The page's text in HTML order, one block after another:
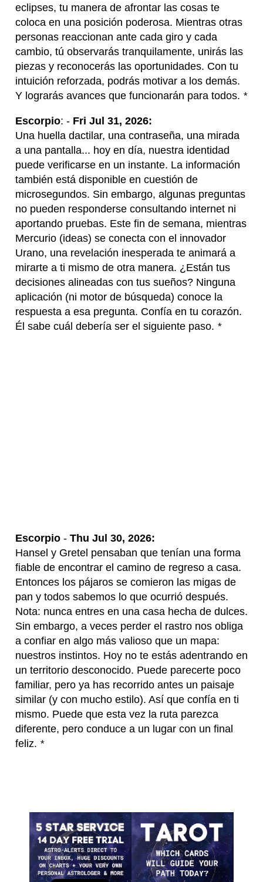
eclipses, tu manera de afrontar las cosas te
coloca en una posición poderosa. Mientras otras
personas reaccionan ante cada giro y cada
cambio, tú observarás tranquilamente, unirás las
piezas y reconocerás las oportunidades. Con tu
intuición reforzada, podrás motivar a los demás.
Y lograrás avances que funcionarán para todos. *
Escorpio: - Fri Jul 31, 2026:
Una huella dactilar, una contraseña, una mirada
a una pantalla... hoy en día, nuestra identidad
puede verificarse en un instante. La información
también está disponible en cuestión de
microsegundos. Sin embargo, algunas preguntas
no pueden responderse consultando internet ni
aportando pruebas. Este fin de semana, mientras
Mercurio (ideas) se conecta con el innovador
Urano, una revelación inesperada te animará a
mirarte a ti mismo de otra manera. ¿Están tus
decisiones alineadas con tus sueños? Ninguna
aplicación (ni motor de búsqueda) conoce la
respuesta a esa pregunta. Confía en tu corazón.
Él sabe cuál debería ser el siguiente paso. *
Escorpio - Thu Jul 30, 2026:
Hansel y Gretel pensaban que tenían una forma
fiable de encontrar el camino de regreso a casa.
Entonces los pájaros se comieron las migas de
pan y todos sabemos lo que ocurrió después.
Nota: nunca entres en una casa hecha de dulces.
Sin embargo, a veces perder el rastro nos obliga
a confiar en algo más valioso que un mapa:
nuestros instintos. Hoy no te estás adentrando en
un territorio desconocido. Puede parecerte poco
familiar, pero ya has recorrido antes un paisaje
similar (y con mucho estilo). Así que confía en ti
mismo. Puede que esta vez la ruta parezca
diferente, pero conduce a un lugar con un final
feliz. *